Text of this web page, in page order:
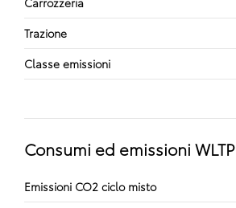
Trazione
Classe emissioni
Consumi ed emissioni WLTP
Emissioni CO2 ciclo misto